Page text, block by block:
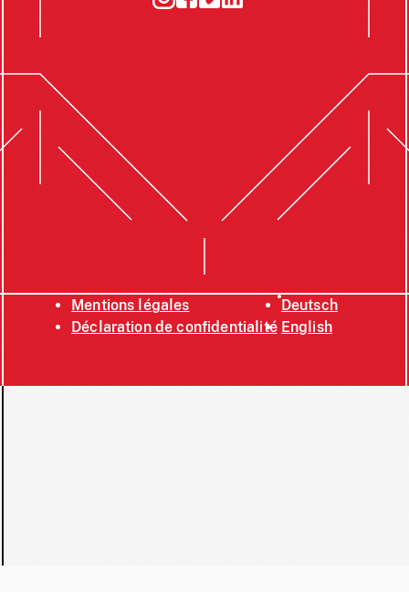
Mentions légales
Déclaration de confidentialité
Deutsch
English